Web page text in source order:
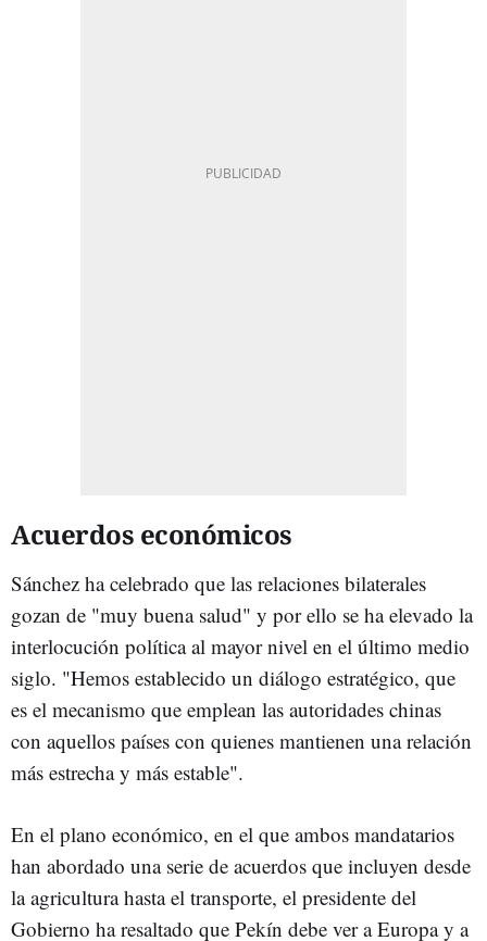
Acuerdos económicos
Sánchez ha celebrado que las relaciones bilaterales
gozan de "muy buena salud" y por ello se ha elevado la
interlocución política al mayor nivel en el último medio
siglo. "Hemos establecido un diálogo estratégico, que
es el mecanismo que emplean las autoridades chinas
con aquellos países con quienes mantienen una relación
más estrecha y más estable".
En el plano económico, en el que ambos mandatarios
han abordado una serie de acuerdos que incluyen desde
la agricultura hasta el transporte, el presidente del
Gobierno ha resaltado que Pekín debe ver a Europa y a